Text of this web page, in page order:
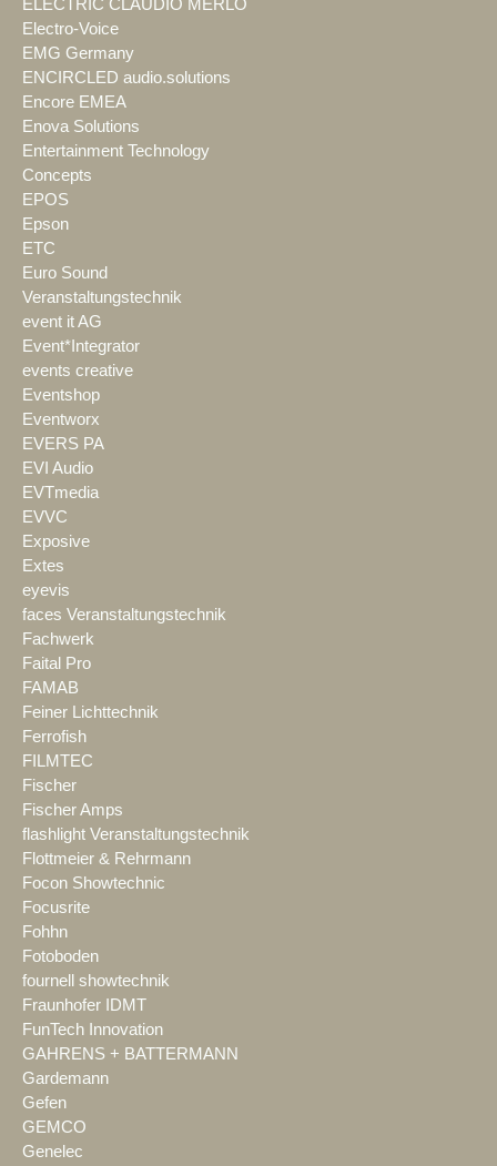
ELECTRIC CLAUDIO MERLO
Electro-Voice
EMG Germany
ENCIRCLED audio.solutions
Encore EMEA
Enova Solutions
Entertainment Technology
Concepts
EPOS
Epson
ETC
Euro Sound
Veranstaltungstechnik
event it AG
Event*Integrator
events creative
Eventshop
Eventworx
EVERS PA
EVI Audio
EVTmedia
EVVC
Exposive
Extes
eyevis
faces Veranstaltungstechnik
Fachwerk
Faital Pro
FAMAB
Feiner Lichttechnik
Ferrofish
FILMTEC
Fischer
Fischer Amps
flashlight Veranstaltungstechnik
Flottmeier & Rehrmann
Focon Showtechnic
Focusrite
Fohhn
Fotoboden
fournell showtechnik
Fraunhofer IDMT
FunTech Innovation
GAHRENS + BATTERMANN
Gardemann
Gefen
GEMCO
Genelec